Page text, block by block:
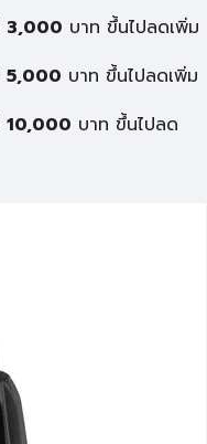
3,000 บาท ขึ้นไปลดเพิ่ม
5,000 บาท ขึ้นไปลดเพิ่ม
10,000 บาท ขึ้นไปลด